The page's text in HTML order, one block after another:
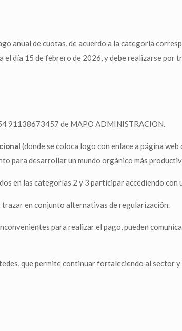
anual de cuotas, de acuerdo a la categoría
día 15 de febrero de 2026, y debe realizarse por
91138673457 de MAPO ADMINISTRACION.
(donde se coloca logo con enlace a página
para desarrollar un mundo orgánico más
en las categorías 2 y 3 participar accediendo con
trazar en conjunto alternativas de regularización.
para realizar el pago, pueden
que permite continuar fortaleciendo al sector